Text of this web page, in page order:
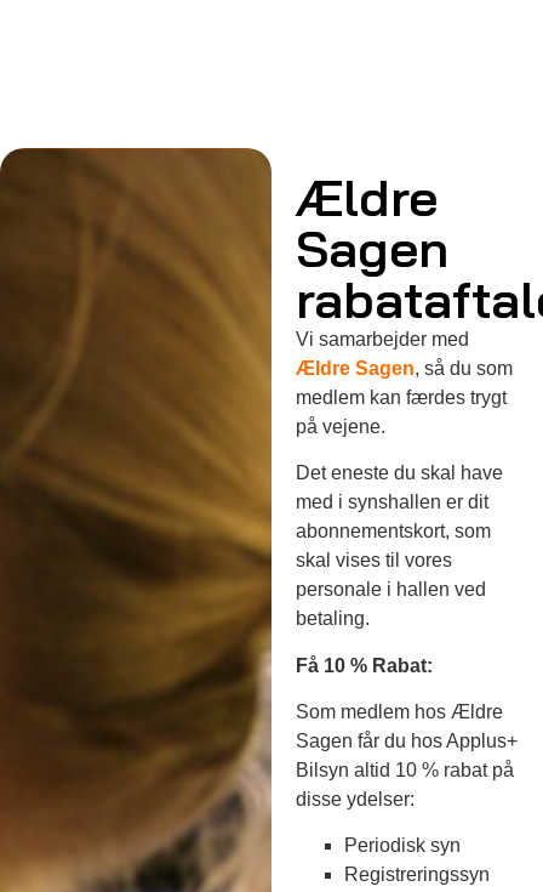
Ældre
Sagen
Vi samarbejder med
Ældre Sagen, så du som
medlem kan færdes trygt
på vejene.
Det eneste du skal have
med i synshallen er dit
abonnementskort, som
skal vises til vores
personale i hallen ved
betaling.
Få 10 % Rabat:
Som medlem hos Ældre
Sagen får du hos Applus+
Bilsyn altid 10 % rabat på
disse ydelser:
Periodisk syn
Registreringssyn